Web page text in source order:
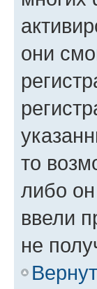
они
то
либо
ввели
не